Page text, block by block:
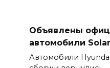
Объявлены
автомобили
Автомобили